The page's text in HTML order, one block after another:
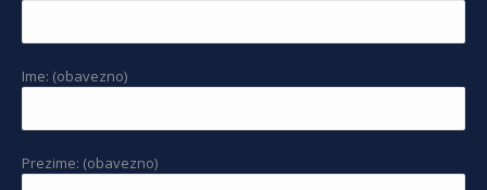
Ime: (obavezno)
Prezime: (obavezno)